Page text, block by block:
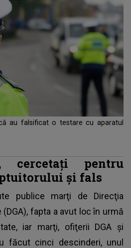
au falsificat o testare cu aparatul
cercetaţi pentru
şi fals
publice marţi de Direcţia
fapta a avut loc în urmă
iar marţi, ofiţerii DGA şi
făcut cinci descinderi, unul